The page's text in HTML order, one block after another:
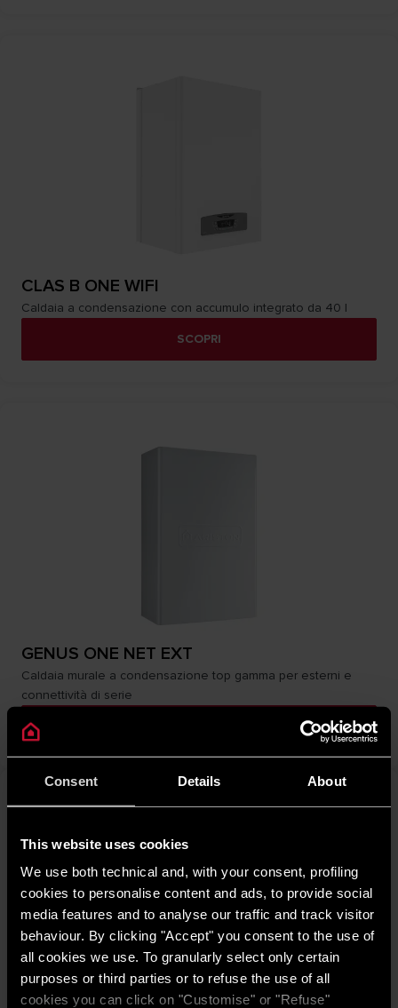
Consent Details About
This website uses cookies
We use both technical and, with your consent, profiling
cookies to personalise content and ads, to provide social
media features and to analyse our traffic and track visitor
behaviour. By clicking "Accept" you consent to the use of
all cookies we use. To granularly select only certain
purposes or third parties or to refuse the use of all
cookies you can click on "Customise" or "Refuse"
CLAS B ONE WIFI
Caldaia a condensazione con accumulo integrato da 40 I
SCOPRI
GENUS ONE NET EXT
Caldaia murale a condensazione top gamma per esterni e
connettività di serie